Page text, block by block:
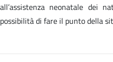
all’assistenza neonatale dei
possibilità di fare il punto della